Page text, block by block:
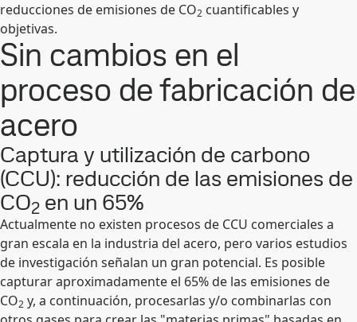
reducciones de emisiones de CO2 cuantificables y
objetivas.
Sin cambios en el
proceso de fabricación de
acero
Captura y utilización de carbono
(CCU): reducción de las emisiones de
CO2 en un 65%
Actualmente no existen procesos de CCU comerciales a
gran escala en la industria del acero, pero varios estudios
de investigación señalan un gran potencial. Es posible
capturar aproximadamente el 65% de las emisiones de
CO2 y, a continuación, procesarlas y/o combinarlas con